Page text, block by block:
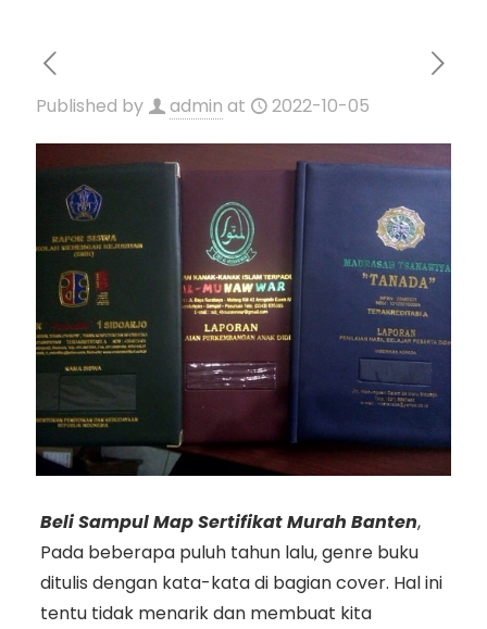
Published by admin at 2022-10-05
Beli Sampul Map Sertifikat Murah Banten,
Pada beberapa puluh tahun lalu, genre buku
ditulis dengan kata-kata di bagian cover. Hal ini
tentu tidak menarik dan membuat kita